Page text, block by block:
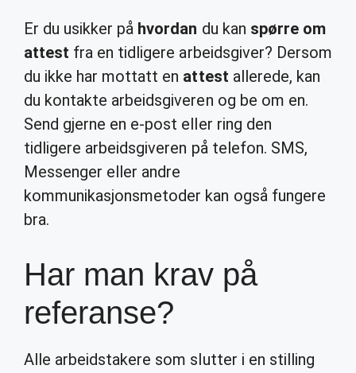
Er du usikker på hvordan du kan spørre om
attest fra en tidligere arbeidsgiver? Dersom
du ikke har mottatt en attest allerede, kan
du kontakte arbeidsgiveren og be om en.
Send gjerne en e-post eller ring den
tidligere arbeidsgiveren på telefon. SMS,
Messenger eller andre
kommunikasjonsmetoder kan også fungere
bra.
Har man krav på
referanse?
Alle arbeidstakere som slutter i en stilling